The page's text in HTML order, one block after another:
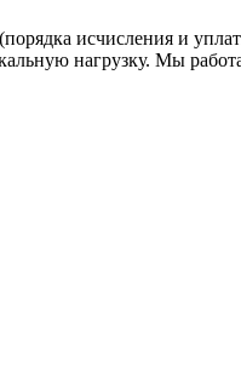
исчисления и
нагрузку. Мы